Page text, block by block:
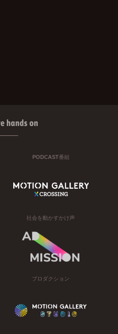
hands on
PODCAST番組
社会を動かすかけ声
プロダクション